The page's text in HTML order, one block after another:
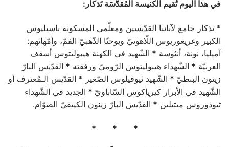
في هذا اليوم تُقيم الكنيسة المُقدَّسَة تَذكار:
* تذكار جامع لآبائنا القدّيسين ومعلّمي المسكونة باسيليوس
الكبير وغريغوريوس اللّاهوتيّ ويوحنّا الذّهبيّ الفمّ، وأمّهاتهم:
آميليا، نونة، أنثوسة * الشّهيد في الكهنة هيبوليتوس أسقف
العربيّة * الشّهداء هيبوليتوس الرّوميّ ورفقته * القدّيس البارّ
زينون البنطيّ * الشّهيد ثيوفيلوس الصّغير * القدّيس الـمُعترف أو
الشّهيد في الأبرار كيرياكوس السّاباويّ * الجديد في الشّهداء
ثيودوروس ميتيلين * القدّيس البارّ زينون الكييفيّ الصوّام.
* * *